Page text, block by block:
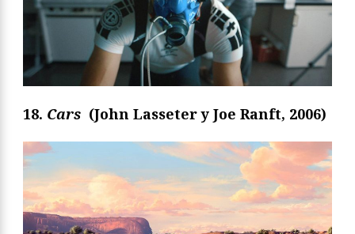
18. Cars (John Lasseter y Joe Ranft, 2006)